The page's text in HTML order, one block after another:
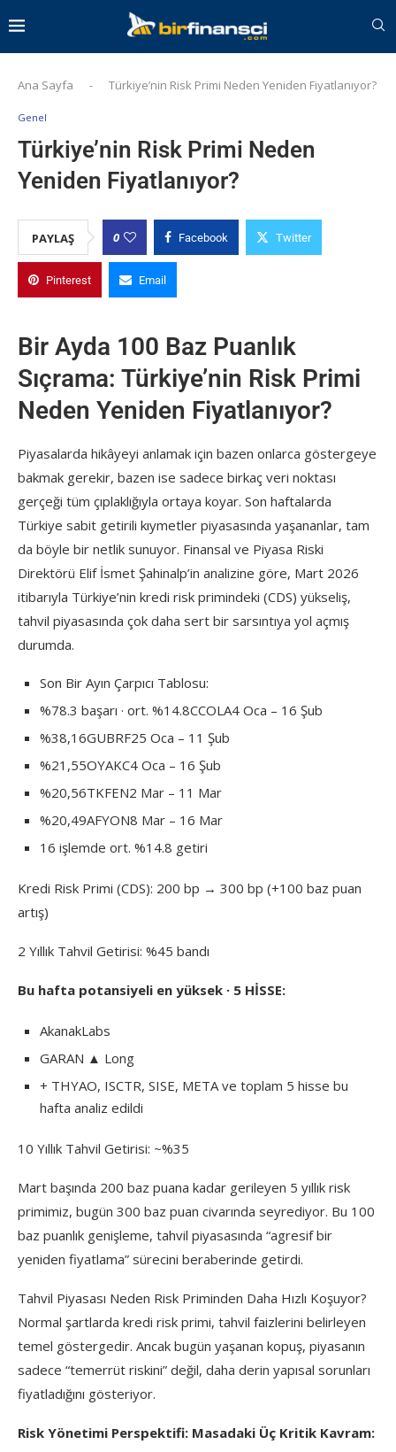
Ana Sayfa - Türkiye’nin Risk Primi Neden Yeniden Fiyatlanıyor?
Genel
Türkiye’nin Risk Primi Neden
Yeniden Fiyatlanıyor?
PAYLAŞ 0 Facebook Twitter
Pinterest Email
Bir Ayda 100 Baz Puanlık
Sıçrama: Türkiye’nin Risk Primi
Neden Yeniden Fiyatlanıyor?
Piyasalarda hikâyeyi anlamak için bazen onlarca göstergeye
bakmak gerekir, bazen ise sadece birkaç veri noktası
gerçeği tüm çıplaklığıyla ortaya koyar. Son haftalarda
Türkiye sabit getirili kıymetler piyasasında yaşananlar, tam
da böyle bir netlik sunuyor. Finansal ve Piyasa Riski
Direktörü Elif İsmet Şahinalp’in analizine göre, Mart 2026
itibarıyla Türkiye’nin kredi risk primindeki (CDS) yükseliş,
tahvil piyasasında çok daha sert bir sarsıntıya yol açmış
durumda.
Son Bir Ayın Çarpıcı Tablosu:
%78.3 başarı · ort. %14.8CCOLA4 Oca – 16 Şub
%38,16GUBRF25 Oca – 11 Şub
%21,55OYAKC4 Oca – 16 Şub
%20,56TKFEN2 Mar – 11 Mar
%20,49AFYON8 Mar – 16 Mar
16 işlemde ort. %14.8 getiri
Kredi Risk Primi (CDS): 200 bp → 300 bp (+100 baz puan
artış)
2 Yıllık Tahvil Getirisi: %45 bandı
Bu hafta potansiyeli en yüksek · 5 HİSSE:
AkanakLabs
GARAN ▲ Long
+ THYAO, ISCTR, SISE, META ve toplam 5 hisse bu
hafta analiz edildi
10 Yıllık Tahvil Getirisi: ~%35
Mart başında 200 baz puana kadar gerileyen 5 yıllık risk
primimiz, bugün 300 baz puan civarında seyrediyor. Bu 100
baz puanlık genişleme, tahvil piyasasında “agresif bir
yeniden fiyatlama” sürecini beraberinde getirdi.
Tahvil Piyasası Neden Risk Priminden Daha Hızlı Koşuyor?
Normal şartlarda kredi risk primi, tahvil faizlerini belirleyen
temel göstergedir. Ancak bugün yaşanan kopuş, piyasanın
sadece “temerrüt riskini” değil, daha derin yapısal sorunları
fiyatladığını gösteriyor.
Risk Yönetimi Perspektifi: Masadaki Üç Kritik Kavram: